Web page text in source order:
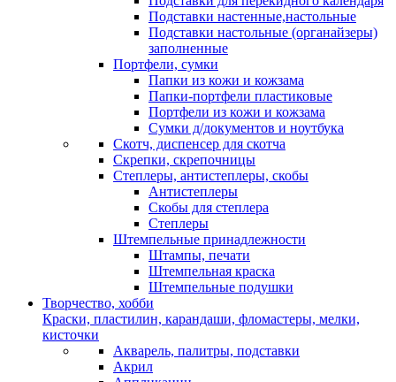
Подставки настенные,настольные
Подставки настольные (органайзеры)
заполненные
Портфели, сумки
Папки из кожи и кожзама
Папки-портфели пластиковые
Портфели из кожи и кожзама
Сумки д/документов и ноутбука
Скотч, диспенсер для скотча
Скрепки, скрепочницы
Степлеры, антистеплеры, скобы
Антистеплеры
Скобы для степлера
Степлеры
Штемпельные принадлежности
Штампы, печати
Штемпельная краска
Штемпельные подушки
Творчество, хобби
Краски, пластилин, карандаши, фломастеры, мелки,
кисточки
Акварель, палитры, подставки
Акрил